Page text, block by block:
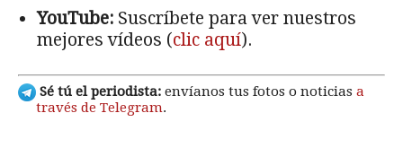
YouTube: Suscríbete para ver nuestros
mejores vídeos (clic aquí).
Sé tú el periodista: envíanos tus fotos o noticias a
través de Telegram.